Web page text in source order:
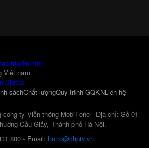
sáchChất lượngQuy trình GQKNLiên hệ
công ty Viễn thông MobiFone - Địa chỉ: Số 01
Cầu Giấy, Thành phố Hà Nội.
- Email: hotro@cliptv.vn